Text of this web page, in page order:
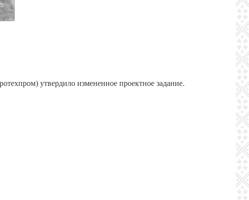
утвердило измененное проектное задание.